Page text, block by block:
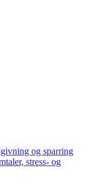
og sparring
stress- og